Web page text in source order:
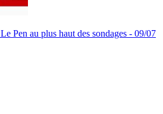
Pen au plus haut des sondages - 09/07